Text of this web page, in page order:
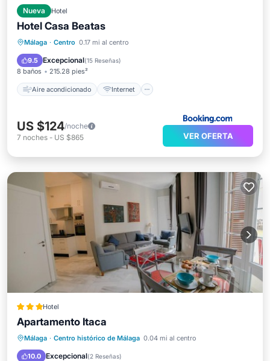
Nueva Hotel
Hotel Casa Beatas
Málaga · Centro 0.17 mi al centro
9.5 Excepcional(15 Reseñas)
8 baños 215.28 pies²
Aire acondicionado Internet
Aire acondicionado
Se admiten mascotas
US $124/noche
7 noches - US $865 VER OFERTA
Hotel
Apartamento Itaca
Málaga · Centro histórico de Málaga 0.04 mi al centro
10.0 Excepcional(2 Reseñas)
Balcón/Terraza
Cocina
Aire acondicionado